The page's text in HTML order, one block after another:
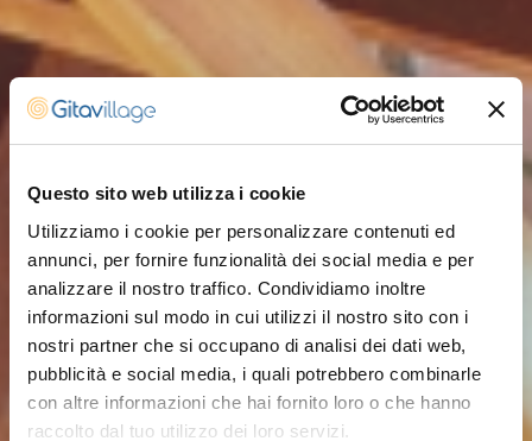
Questo sito web utilizza i cookie
Utilizziamo i cookie per personalizzare contenuti ed
annunci, per fornire funzionalità dei social media e per
analizzare il nostro traffico. Condividiamo inoltre
informazioni sul modo in cui utilizzi il nostro sito con i
nostri partner che si occupano di analisi dei dati web,
pubblicità e social media, i quali potrebbero combinarle
con altre informazioni che hai fornito loro o che hanno
raccolto dal tuo utilizzo dei loro servizi.